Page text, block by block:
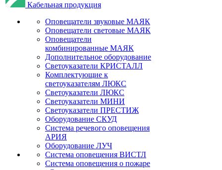
Кабельная продукция
Оповещатели звуковые МАЯК
Оповещатели световые МАЯК
Оповещатели
комбинированные МАЯК
Дополнительное оборудование
Светоуказатели КРИСТАЛЛ
Комплектующие к
светоуказателям ЛЮКС
Светоуказатели ЛЮКС
Светоуказатели МИНИ
Светоуказатели ПРЕСТИЖ
Оборудование СКУД
Система речевого оповещения
АРИЯ
Оборудование ЛУЧ
Система оповещения ВИСТЛ
Система оповещения о пожаре